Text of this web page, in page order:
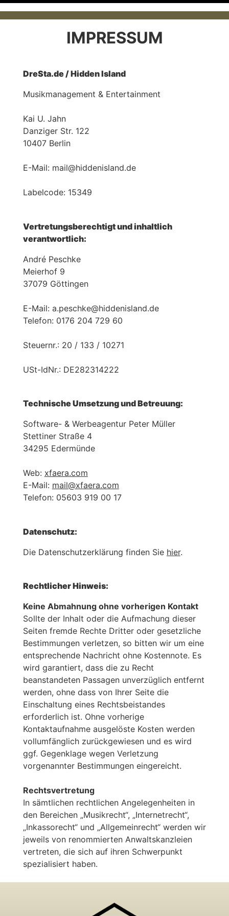
IMPRESSUM
DreSta.de / Hidden Island
Musikmanagement & Entertainment
Kai U. Jahn
Danziger Str. 122
10407 Berlin
E-Mail: mail@hiddenisland.de
Labelcode: 15349
Vertretungsberechtigt und inhaltlich
verantwortlich:
André Peschke
Meierhof 9
37079 Göttingen
E-Mail: a.peschke@hiddenisland.de
Telefon: 0176 204 729 60
Steuernr.: 20 / 133 / 10271
USt-IdNr.: DE282314222
Technische Umsetzung und Betreuung:
Software- & Werbeagentur Peter Müller
Stettiner Straße 4
34295 Edermünde
Web: xfaera.com
E-Mail: mail@xfaera.com
Telefon: 05603 919 00 17
Datenschutz:
Die Datenschutzerklärung finden Sie hier.
Rechtlicher Hinweis:
Keine Abmahnung ohne vorherigen Kontakt
Sollte der Inhalt oder die Aufmachung dieser
Seiten fremde Rechte Dritter oder gesetzliche
Bestimmungen verletzen, so bitten wir um eine
entsprechende Nachricht ohne Kostennote. Es
wird garantiert, dass die zu Recht
beanstandeten Passagen unverzüglich entfernt
werden, ohne dass von Ihrer Seite die
Einschaltung eines Rechtsbeistandes
erforderlich ist. Ohne vorherige
Kontaktaufnahme ausgelöste Kosten werden
vollumfänglich zurückgewiesen und es wird
ggf. Gegenklage wegen Verletzung
vorgenannter Bestimmungen eingereicht.
Rechtsvertretung
In sämtlichen rechtlichen Angelegenheiten in
den Bereichen „Musikrecht“, „Internetrecht“,
„Inkassorecht“ und „Allgemeinrecht“ werden wir
jeweils von renommierten Anwaltskanzleien
vertreten, die sich auf ihren Schwerpunkt
spezialisiert haben.